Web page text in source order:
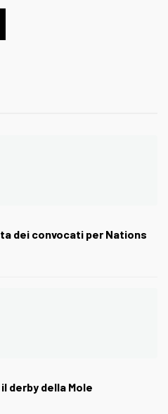
dei convocati per Nations
derby della Mole